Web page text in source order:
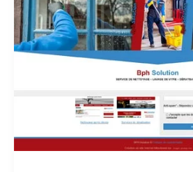
Google
pour
positionner
Internet